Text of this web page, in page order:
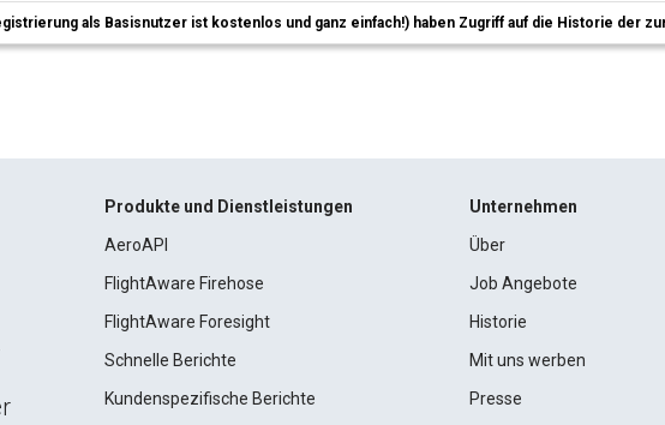
als Basisnutzer ist kostenlos und ganz einfach!) haben Zugriff auf die Historie der
Produkte und Dienstleistungen
AeroAPI
FlightAware Firehose
FlightAware Foresight
Schnelle Berichte
Kundenspezifische Berichte
Unternehmen
Über
Job Angebote
Historie
Mit uns werben
Presse